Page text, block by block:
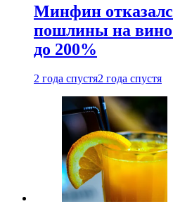
Минфин
пошлины на
до 200%
2 года спустя2 года спустя